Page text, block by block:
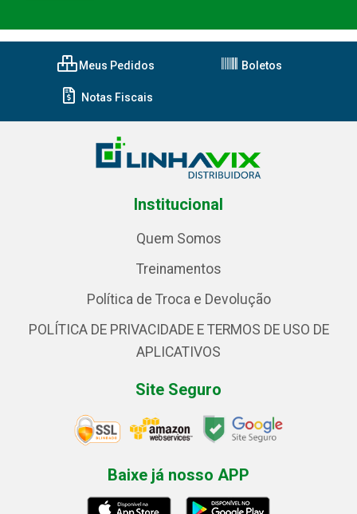
Meus Pedidos Boletos
Notas Fiscais
Institucional
Quem Somos
Treinamentos
Política de Troca e Devolução
POLÍTICA DE PRIVACIDADE E TERMOS DE USO DE
APLICATIVOS
Site Seguro
Baixe já nosso APP